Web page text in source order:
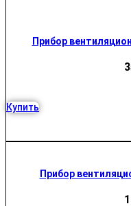
Прибор
Купить
Прибор